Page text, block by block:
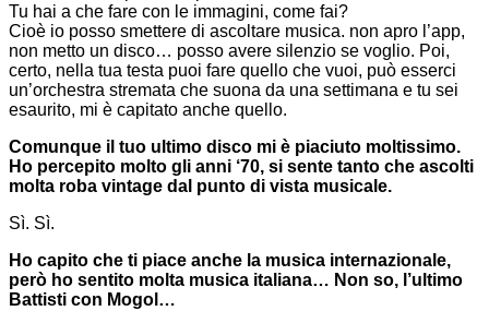
Tu hai a che fare con le immagini, come fai?
Cioè io posso smettere di ascoltare musica. non apro l’app,
non metto un disco… posso avere silenzio se voglio. Poi,
certo, nella tua testa puoi fare quello che vuoi, può esserci
un’orchestra stremata che suona da una settimana e tu sei
esaurito, mi è capitato anche quello.
Comunque il tuo ultimo disco mi è piaciuto moltissimo.
Ho percepito molto gli anni ‘70, si sente tanto che ascolti
molta roba vintage dal punto di vista musicale.
Sì. Sì.
Ho capito che ti piace anche la musica internazionale,
però ho sentito molta musica italiana… Non so, l’ultimo
Battisti con Mogol…